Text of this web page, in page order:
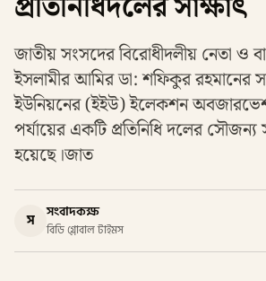
জাতীয় সংসদের বিরোধীদলীয় নেতা ও
ইসলামীর আমির ডা: শফিকুর রহমানের
ইউনিয়নের (ইইউ) ইলেকশন
পর্যায়ের একটি প্রতিনিধি দলের সৌজন্য
হয়েছে।জাত
স সংবাদকক্ষ
বিডি গ্লোবাল টাইমস